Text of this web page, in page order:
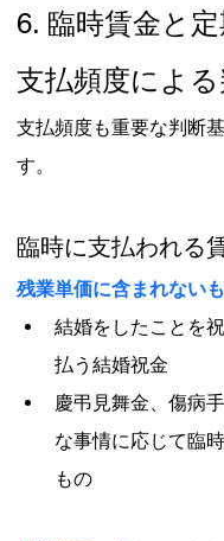
6. 臨時賃金と定
支払頻度によ
支払頻度も重要な判断
す。
臨時に支払われる
残業単価に含まれないも
結婚をしたことを
払う結婚祝金
慶弔見舞金、傷病
な事情に応じて臨
もの